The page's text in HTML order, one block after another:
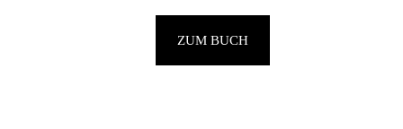
ZUM BUCH